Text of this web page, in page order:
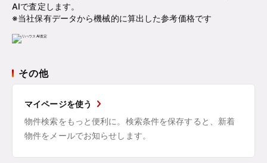
AIで査定します。
※当社保有データから機械的に算出した参考価格です
その他
マイページを使う
物件検索をもっと便利に。検索条件を保存すると、新着
物件をメールでお知らせします。